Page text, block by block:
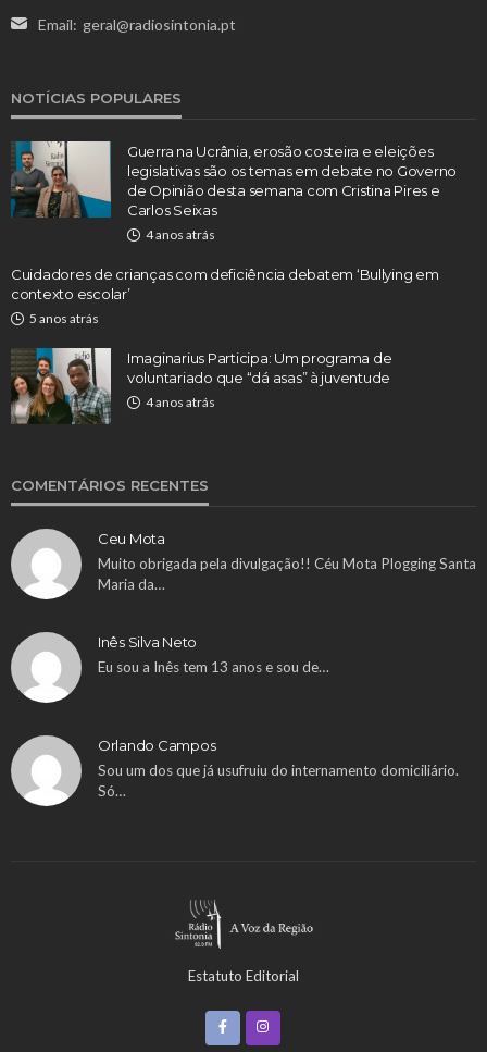
Email: geral@radiosintonia.pt
NOTÍCIAS POPULARES
Guerra na Ucrânia, erosão costeira e eleições
legislativas são os temas em debate no Governo
de Opinião desta semana com Cristina Pires e
Carlos Seixas
4 anos atrás
Cuidadores de crianças com deficiência debatem ‘Bullying em
contexto escolar’
5 anos atrás
Imaginarius Participa: Um programa de
voluntariado que “dá asas” à juventude
4 anos atrás
COMENTÁRIOS RECENTES
Ceu Mota
Muito obrigada pela divulgação!! Céu Mota Plogging Santa
Maria da…
Inês Silva Neto
Eu sou a Inês tem 13 anos e sou de…
Orlando Campos
Sou um dos que já usufruiu do internamento domiciliário.
Só…
Estatuto Editorial